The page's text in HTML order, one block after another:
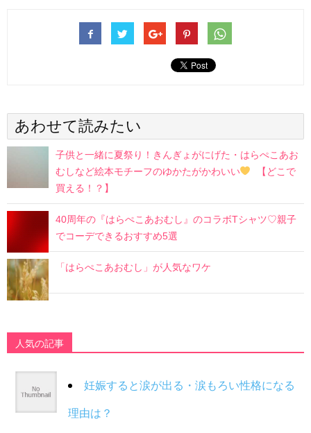
あわせて読みたい
子供と一緒に夏祭り！きんぎょがにげた・はらぺこあお
むしなど絵本モチーフのゆかたがかわいい
【どこで
買える！？】
40周年の『はらぺこあおむし』のコラボTシャツ♡親子
でコーデできるおすすめ5選
「はらぺこあおむし」が人気なワケ
人気の記事
妊娠すると涙が出る・涙もろい性格になる
理由は？